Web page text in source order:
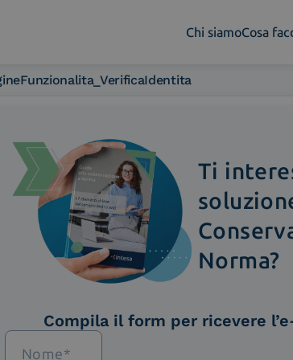
Chi siamoCosa
Ti
Norma?
Compila il form per ricevere